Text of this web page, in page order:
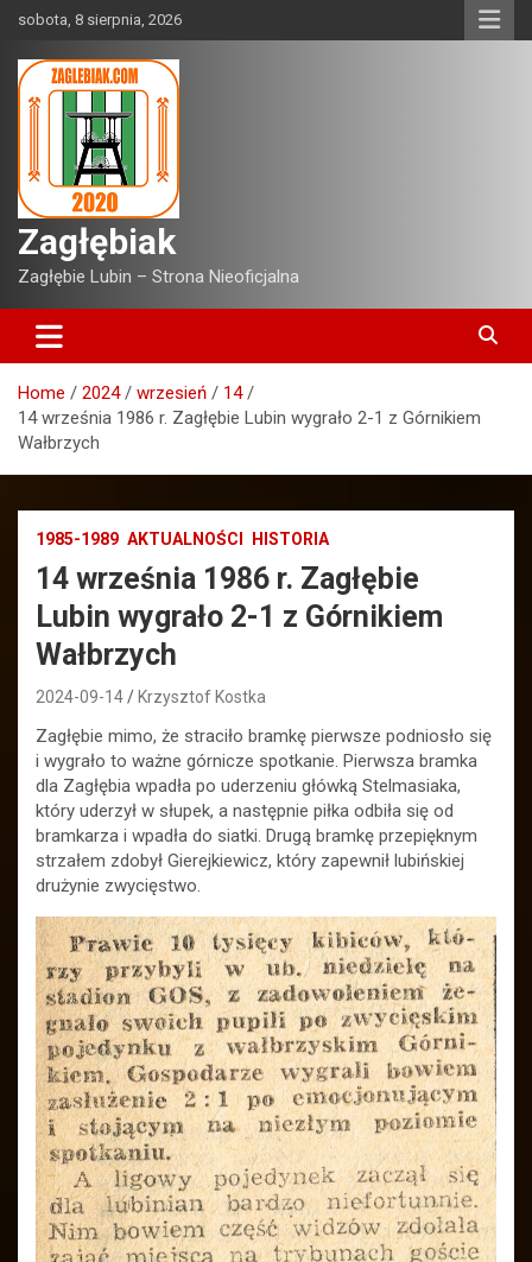
content
sobota, 8 sierpnia, 2026
Zagłębiak
Zagłębie Lubin – Strona Nieoficjalna
Home 2024 wrzesień
14
14 września 1986 r. Zagłębie Lubin wygrało 2-1 z Górnikiem
Wałbrzych
1985-1989 AKTUALNOŚCI HISTORIA
14 września 1986 r. Zagłębie
Lubin wygrało 2-1 z Górnikiem
Wałbrzych
2024-09-14 Krzysztof Kostka
Zagłębie mimo, że straciło bramkę pierwsze podniosło się
i wygrało to ważne górnicze spotkanie. Pierwsza bramka
dla Zagłębia wpadła po uderzeniu główką Stelmasiaka,
który uderzył w słupek, a następnie piłka odbiła się od
bramkarza i wpadła do siatki. Drugą bramkę przepięknym
strzałem zdobył Gierejkiewicz, który zapewnił lubińskiej
drużynie zwycięstwo.